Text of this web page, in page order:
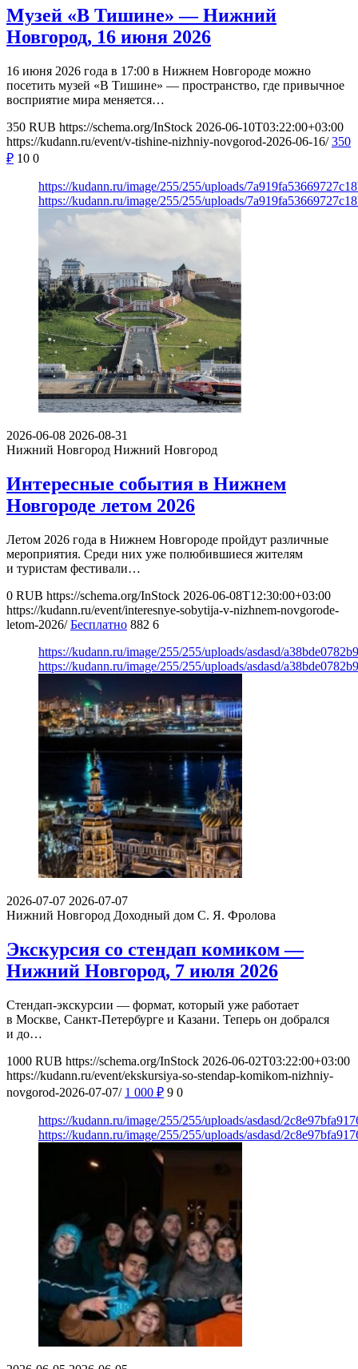
Музей «В Тишине» — Нижний
Новгород, 16 июня 2026
16 июня 2026 года в 17:00 в Нижнем Новгороде можно
посетить музей «В Тишине» — пространство, где привычное
восприятие мира меняется…
350 RUB https://schema.org/InStock 2026-06-10T03:22:00+03:00
https://kudann.ru/event/v-tishine-nizhniy-novgorod-2026-06-16/ 350
₽ 10 0
https://kudann.ru/image/255/255/uploads/
https://kudann.ru/image/255/255/uploads/
2026-06-08 2026-08-31
Нижний Новгород Нижний Новгород
Интересные события в Нижнем
Новгороде летом 2026
Летом 2026 года в Нижнем Новгороде пройдут различные
мероприятия. Среди них уже полюбившиеся жителям
и туристам фестивали…
0 RUB https://schema.org/InStock 2026-06-08T12:30:00+03:00
https://kudann.ru/event/interesnye-sobytija-v-nizhnem-novgorode-
letom-2026/ Бесплатно 882 6
https://kudann.ru/image/255/255/uploads/asdasd/
https://kudann.ru/image/255/255/uploads/asdasd/
2026-07-07 2026-07-07
Нижний Новгород Доходный дом С. Я. Фролова
Экскурсия со стендап комиком —
Нижний Новгород, 7 июля 2026
Стендап-экскурсии — формат, который уже работает
в Москве, Санкт-Петербурге и Казани. Теперь он добрался
и до…
1000 RUB https://schema.org/InStock 2026-06-02T03:22:00+03:00
https://kudann.ru/event/ekskursiya-so-stendap-komikom-nizhniy-
novgorod-2026-07-07/ 1 000 ₽ 9 0
https://kudann.ru/image/255/255/uploads/asdasd/
https://kudann.ru/image/255/255/uploads/asdasd/